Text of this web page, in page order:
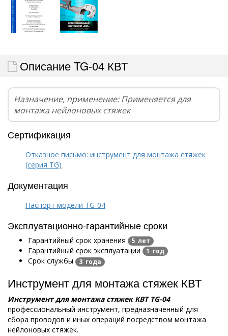
Описание TG-04 КВТ
Назначение, применение: Применяется для
монтажа нейлоновых стяжек
Сертификация
Отказное письмо: инструмент для монтажа стяжек
(серия TG)
Документация
Паспорт модели TG-04
Эксплуатационно-гарантийные сроки
Гарантийный срок хранения 5 лет
Гарантийный срок эксплуатации 1 год
Срок службы 3 года
Инструмент для монтажа стяжек КВТ
Инструмент для монтажа стяжек КВТTG-04–
профессиональный инструмент, предназначенный для
сбора проводов и иных операций посредством монтажа
нейлоновых стяжек.